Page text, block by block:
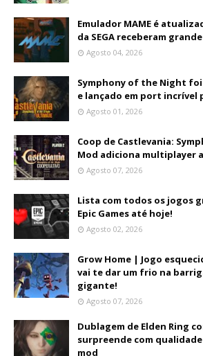
Emulador MAME é
da SEGA receberam
Agosto 04, 2026
Symphony of the Night
e lançado em port incrível
Agosto 01, 2026
Coop de Castlevania:
Mod adiciona multiplayer
Agosto 07, 2026
Lista com todos os jogos
Epic Games até hoje!
Agosto 02, 2026
Grow Home | Jogo
vai te dar um frio na
gigante!
Agosto 07, 2026
Dublagem de Elden Ring
surpreende com
mod